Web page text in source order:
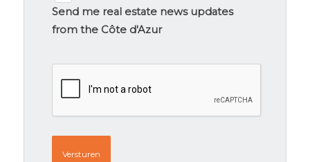
signup
Send me real estate news updates
from the Côte d'Azur